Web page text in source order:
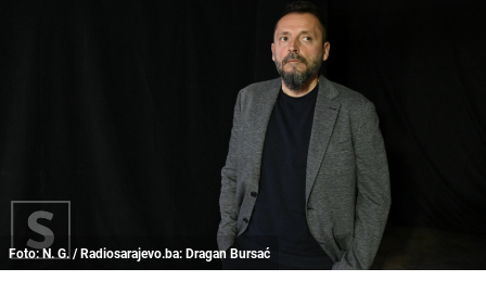
Foto: N. G. / Radiosarajevo.ba: Dragan Bursać